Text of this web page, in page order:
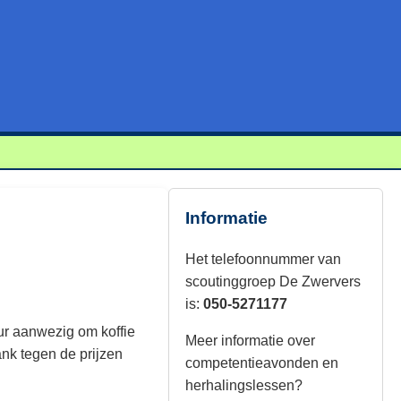
aanwezig om koffie
tegen de prijzen
Informatie
Het telefoonnummer van
scoutinggroep De Zwervers
is: 050-5271177
Meer informatie over
competentieavonden en
herhalingslessen?